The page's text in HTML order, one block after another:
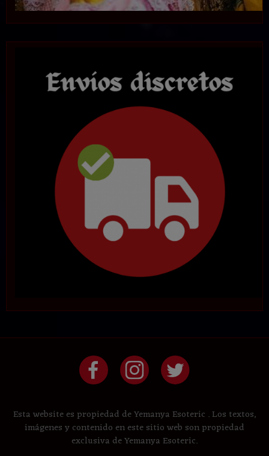
Esta website es propiedad de Yemanya Esoteric . Los textos,
imágenes y contenido en este sitio web son propiedad
exclusiva de Yemanya Esoteric.